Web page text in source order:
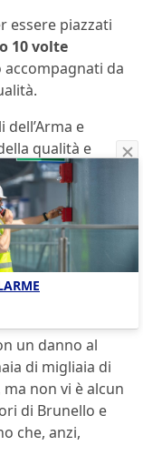
essere piazzati
10 volte
accompagnati da
e
qualità e
di
di
cantine,
ed enoteche in
etichettati
a un valore
un danno al
di migliaia di
non vi è alcun
di Brunello e
che, anzi,